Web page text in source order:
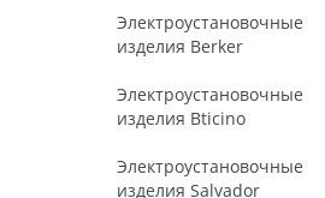
Электроустановочные
изделия Berker
Электроустановочные
изделия Bticino
Электроустановочные
изделия Salvador